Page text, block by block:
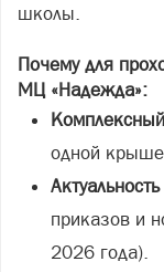
школы.
Почему для
МЦ «Надежда»:
одной
Актуальность
приказов и
2026 года).